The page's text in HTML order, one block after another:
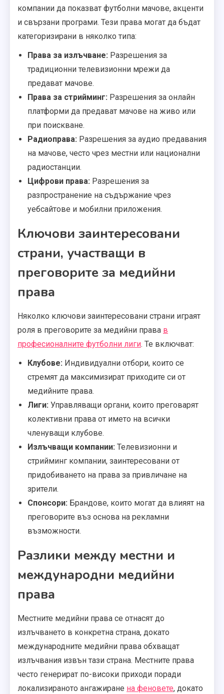
компании да показват футболни мачове, акценти
и свързани програми. Тези права могат да бъдат
категоризирани в няколко типа:
Права за излъчване: Разрешения за
традиционни телевизионни мрежи да
предават мачове.
Права за стрийминг: Разрешения за онлайн
платформи да предават мачове на живо или
при поискване.
Радиоправа: Разрешения за аудио предавания
на мачове, често чрез местни или национални
радиостанции.
Цифрови права: Разрешения за
разпространение на съдържание чрез
уебсайтове и мобилни приложения.
Ключови заинтересовани
страни, участващи в
преговорите за медийни
права
Няколко ключови заинтересовани страни играят
роля в преговорите за медийни права в
професионалните футболни лиги. Те включват:
Клубове: Индивидуални отбори, които се
стремят да максимизират приходите си от
медийните права.
Лиги: Управляващи органи, които преговарят
колективни права от името на всички
членуващи клубове.
Излъчващи компании: Телевизионни и
стрийминг компании, заинтересовани от
придобиването на права за привличане на
зрители.
Спонсори: Брандове, които могат да влияят на
преговорите въз основа на рекламни
възможности.
Разлики между местни и
международни медийни
права
Местните медийни права се отнасят до
излъчването в конкретна страна, докато
международните медийни права обхващат
излъчвания извън тази страна. Местните права
често генерират по-високи приходи поради
локализираното ангажиране на феновете, докато